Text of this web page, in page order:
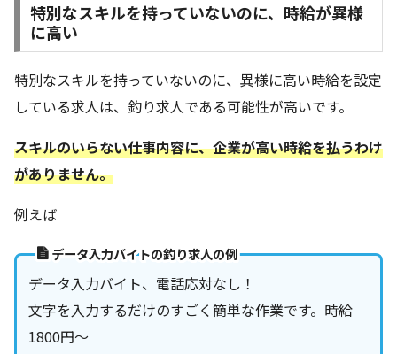
特別なスキルを持っていないのに、時給が異様
に高い
特別なスキルを持っていないのに、異様に高い時給を設定
している求人は、釣り求人である可能性が高いです。
スキルのいらない仕事内容に、企業が高い時給を払うわけ
がありません。
例えば
データ入力バイトの釣り求人の例
データ入力バイト、電話応対なし！
文字を入力するだけのすごく簡単な作業です。時給
1800円〜